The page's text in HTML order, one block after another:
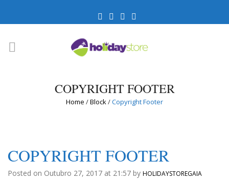
COPYRIGHT FOOTER
Home /Block/Copyright Footer
COPYRIGHT FOOTER
Posted on Outubro 27, 2017 at 21:57 by HOLIDAYSTOREGAIA